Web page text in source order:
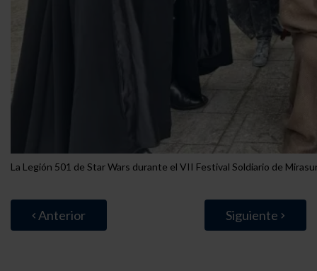
La Legión 501 de Star Wars durante el VII Festival Soldiario de
Anterior Siguiente